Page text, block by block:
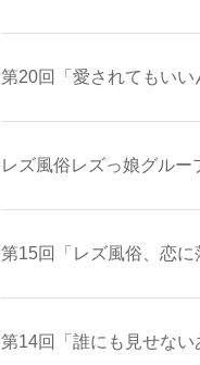
第20回「愛されてもい
レズ風俗レズっ娘グル
第15回「レズ風俗、恋
第14回「誰にも見せな